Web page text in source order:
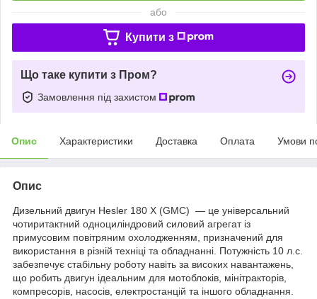
або
Купити з
Що таке купити з Пром?
Замовлення під захистом
Опис Характеристики Доставка Оплата Умови
Опис
Дизельний двигун Hesler 180 Х (GMC) — це універсальний
чотиритактний одноциліндровий силовий агрегат із
примусовим повітряним охолодженням, призначений для
використання в різній техніці та обладнанні. Потужність 10 л.с.
забезпечує стабільну роботу навіть за високих навантажень,
що робить двигун ідеальним для мотоблоків, мінітракторів,
компресорів, насосів, електростанцій та іншого обладнання.